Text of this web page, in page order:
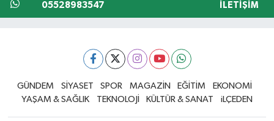
05528983547 İLETIŞIM
GÜNDEM SİYASET SPOR MAGAZİN EĞİTİM
EKONOMİ
YAŞAM & SAĞLIK
TEKNOLOJİ KÜLTÜR & SANAT iLÇEDEN